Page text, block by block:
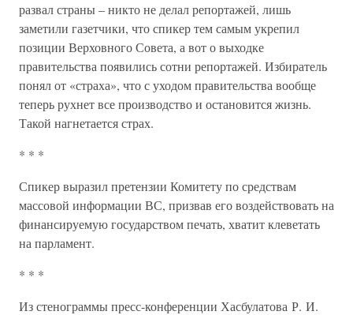
развал страны – никто не делал репортажей, лишь
заметили газетчики, что спикер тем самым укрепил
позиции Верховного Совета, а вот о выходке
правительства появились сотни репортажей. Избиратель
понял от «страха», что с уходом правительства вообще
теперь рухнет все производство и остановится жизнь.
Такой нагнетается страх.
* * *
Спикер выразил претензии Комитету по средствам
массовой информации ВС, призвав его воздействовать на
финансируемую государством печать, хватит клеветать
на парламент.
* * *
Из стенограммы пресс-конференции Хасбулатова Р. И.